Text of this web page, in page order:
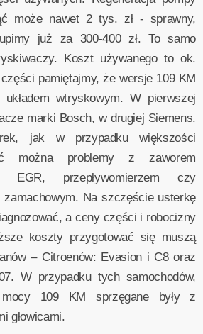
może nawet 2 tys. zł - sprawny,
już za 300-400 zł. To samo
Koszt używanego to ok.
pamiętajmy, że wersje 109 KM
wtryskowym. W pierwszej
marki Bosch, w drugiej Siemens.
jak w przypadku większości
można problemy z zaworem
EGR, przepływomierzem czy
zamachowym. Na szczęście usterkę
a ceny części i robocizny
koszty przygotować się muszą
– Citroenów: Evasion i C8 oraz
W przypadku tych samochodów,
109 KM sprzęgane były z
głowicami.